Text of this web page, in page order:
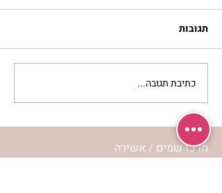
פחדים, חרדות וחלומות |
נורית אילון הירש
תגובות
כתיבת תגובה...
מרכז שמים / אשירה
רחוב יחיאלי 4 נוה צדק תל אביב